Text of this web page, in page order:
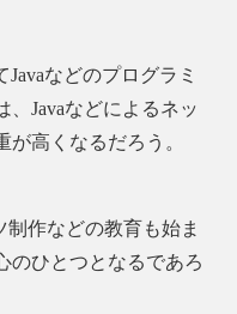
Javaなどのプログラミ
Javaなどによるネッ
が高くなるだろう。
作などの教育も始ま
のひとつとなるであろ